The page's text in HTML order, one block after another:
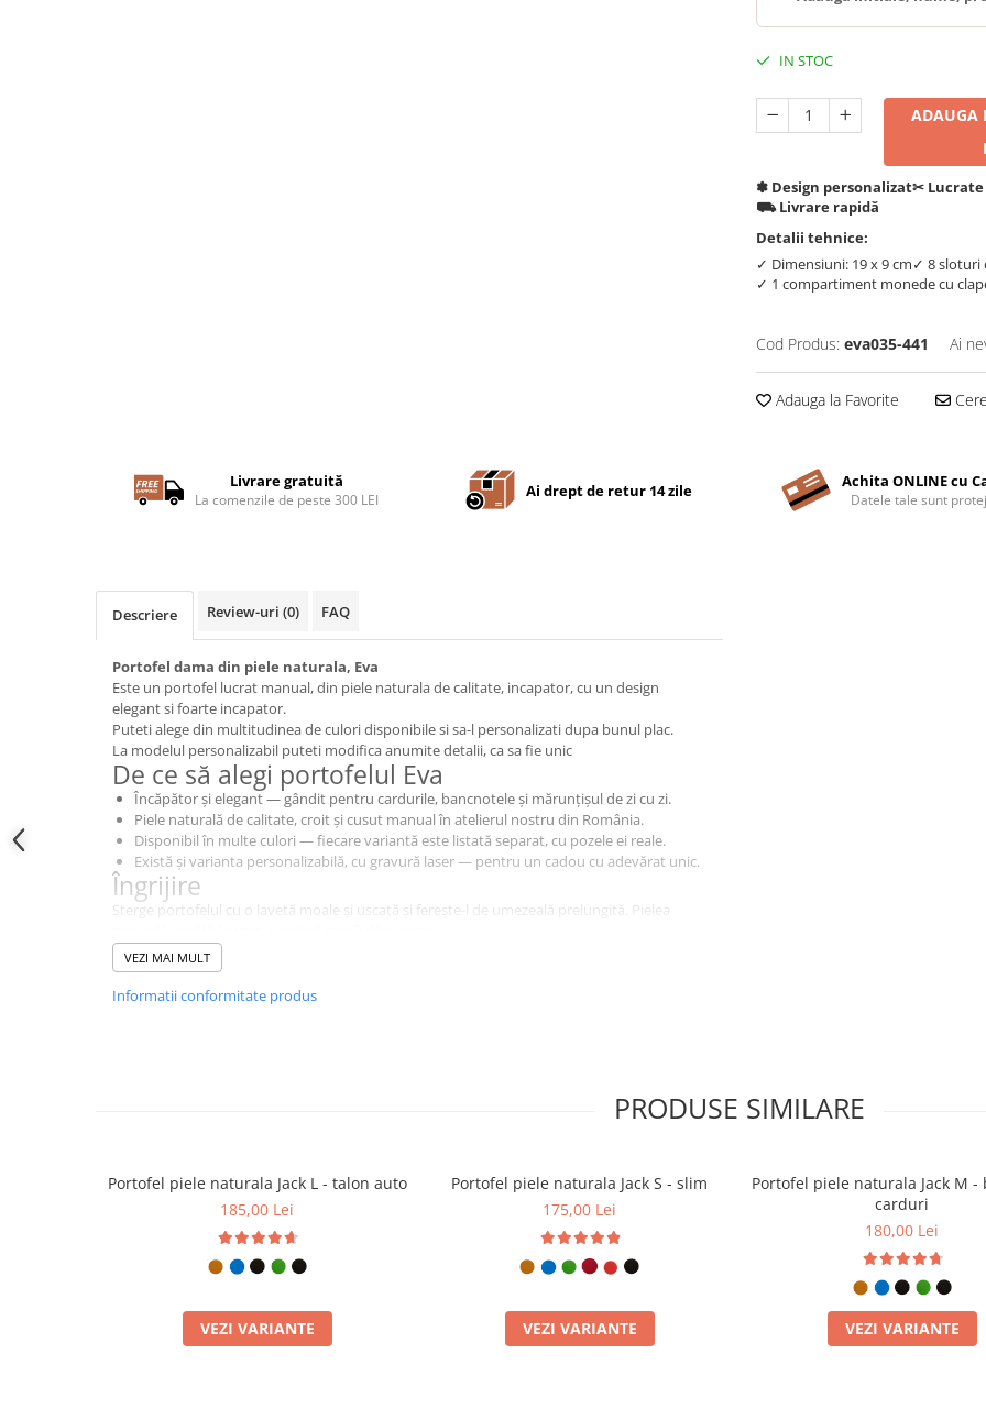
IN STOC
ADAUGA
✽ Design personalizat✂︎ Lucrate
⛟ Livrare rapidă
Detalii tehnice:
✓ Dimensiuni: 19 x 9 cm✓ 8 sloturi
✓ 1 compartiment monede cu
Cod Produs: eva035-441 Ai
Adauga la Favorite
Livrare gratuită
La comenzile de peste 300 LEI Ai drept de retur 14 zile Achita ONLINE cu
Datele tale sunt
Descriere Review-uri (0) FAQ
Portofel dama din piele naturala, Eva
Este un portofel lucrat manual, din piele naturala de calitate, incapator, cu un design
elegant si foarte incapator.
Puteti alege din multitudinea de culori disponibile si sa-l personalizati dupa bunul plac.
La modelul personalizabil puteti modifica anumite detalii, ca sa fie unic
De ce să alegi portofelul Eva
Încăpător și elegant — gândit pentru cardurile, bancnotele și mărunțișul de zi cu zi.
Piele naturală de calitate, croit și cusut manual în atelierul nostru din România.
Disponibil în multe culori — fiecare variantă este listată separat, cu pozele ei reale.
Există și varianta personalizabilă, cu gravură laser — pentru un cadou cu adevărat unic.
Îngrijire
Șterge portofelul cu o lavetă moale și uscată și ferește-l de umezeală prelungită. Pielea
VEZI MAI MULT
Informatii conformitate produs
PRODUSE SIMILARE
Portofel piele naturala Jack L - talon auto
185,00 Lei
VEZI VARIANTE
Portofel piele naturala Jack S - slim
175,00 Lei
VEZI VARIANTE
Portofel piele naturala Jack M -
carduri
180,00 Lei
VEZI VARIANTE